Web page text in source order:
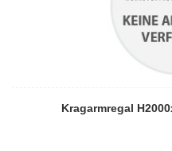
Kragarmregal